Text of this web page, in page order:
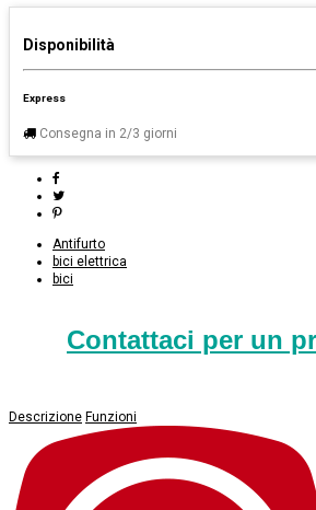
Disponibilità
Express
Consegna in 2/3 giorni
Antifurto
bici elettrica
bici
Contattaci per un
Descrizione Funzioni